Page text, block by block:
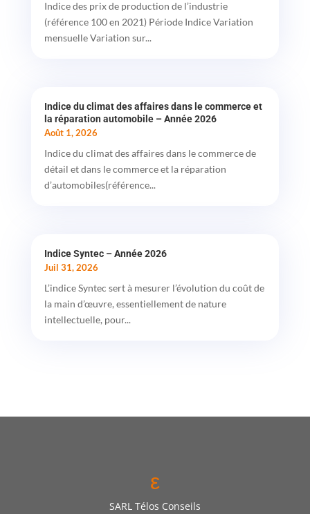
Indice des prix de production de l’industrie
(référence 100 en 2021) Période Indice Variation
mensuelle Variation sur...
Indice du climat des affaires dans le commerce et
la réparation automobile – Année 2026
Août 1, 2026
Indice du climat des affaires dans le commerce de
détail et dans le commerce et la réparation
d’automobiles(référence...
Indice Syntec – Année 2026
Juil 31, 2026
L’indice Syntec sert à mesurer l’évolution du coût de
la main d’œuvre, essentiellement de nature
intellectuelle, pour...
ε
SARL Télos Conseils